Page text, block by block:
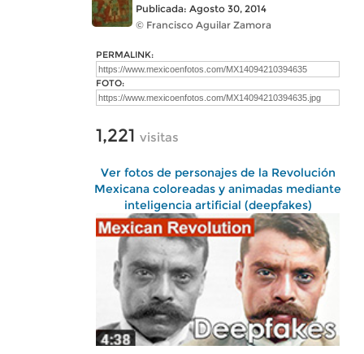
Publicada: Agosto 30, 2014
© Francisco Aguilar Zamora
PERMALINK:
FOTO:
1,221 visitas
Ver fotos de personajes de la Revolución
Mexicana coloreadas y animadas mediante
inteligencia artificial (deepfakes)